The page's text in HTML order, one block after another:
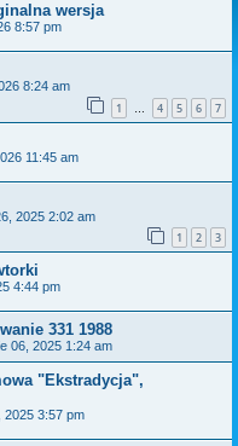
wersja
8:57 pm
8:24 am
1 … 4 5 6 7
11:45 am
2025 2:02 am
1 2 3
4:44 pm
331 1988
06, 2025 1:24 am
"Ekstradycja",
2025 3:57 pm